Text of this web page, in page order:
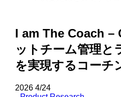
I am The Coach –
ットチーム管理と
を実現するコーチ
2026 4/24